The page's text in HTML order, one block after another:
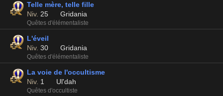
Telle mère, telle fille
Niv. 25 Gridania
Quêtes d'élémentaliste
L'éveil
Niv. 30 Gridania
Quêtes d'élémentaliste
La voie de l'occultisme
Niv. 1 Ul'dah
Quêtes d'occultiste